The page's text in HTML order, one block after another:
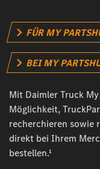
FÜR MY
BEI MY
Mit Daimler Truck
Möglichkeit,
recherchieren sowie
direkt bei Ihrem
bestellen.¹